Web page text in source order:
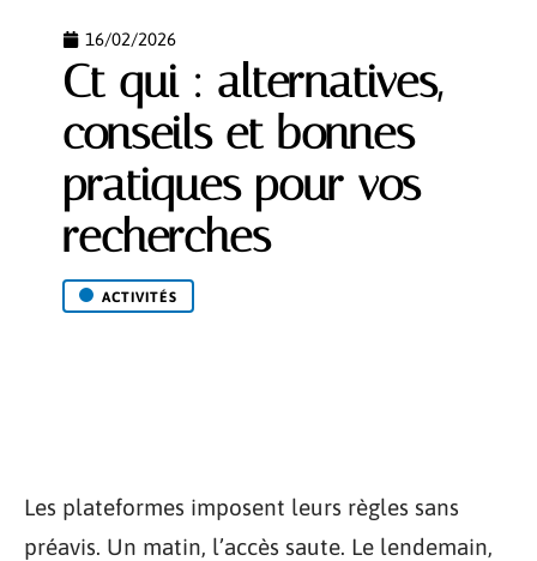
16/02/2026
Ct qui : alternatives,
conseils et bonnes
pratiques pour vos
recherches
ACTIVITÉS
Les plateformes imposent leurs règles sans
préavis. Un matin, l’accès saute. Le lendemain,